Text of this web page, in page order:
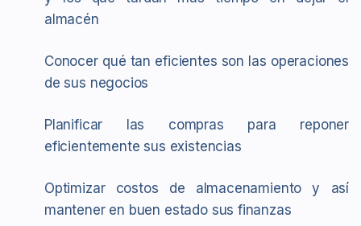
almacén
Conocer qué tan eficientes son las operaciones
de sus negocios
Planificar las compras para reponer
eficientemente sus existencias
Optimizar costos de almacenamiento y así
mantener en buen estado sus finanzas